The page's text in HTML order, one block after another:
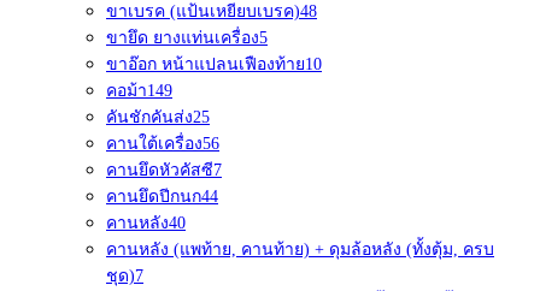
ขาเบรค (แป้นเหยียบเบรค)48
ขายึด ยางแท่นเครื่อง5
ขาอ๊อก หน้าแปลนเฟืองท้าย10
คอม้า149
คันชักคันส่ง25
คานใต้เครื่อง56
คานยึดหัวคัสซี7
คานยึดปีกนก44
คานหลัง40
คานหลัง (แพท้าย, คานท้าย) + ดุมล้อหลัง (ทั้งตุ้ม, ครบ
ชุด)7